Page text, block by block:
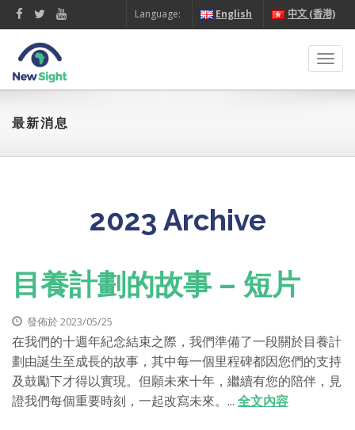
Language: English 中文 (香港)
最新消息
2023 Archive
目養計劃的故事 – 短片
發佈於 2023/05/25
在我們的十週年紀念結束之際，我們準備了一段關於目養計
劃由誕生至成長的故事，其中每一個里程碑都因您們的支持
及鼓勵下才得以實現。但願未來十年，繼續有您的陪伴，見
證我們每個重要時刻，一起改寫未來。... 全文內容